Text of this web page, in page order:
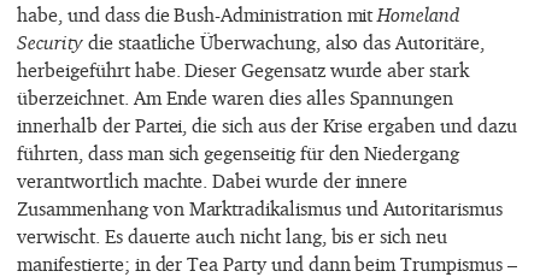
habe, und dass die Bush-Administration mit Homeland
Security die staatliche Überwachung, also das Autoritäre,
herbeigeführt habe. Dieser Gegensatz wurde aber stark
überzeichnet. Am Ende waren dies alles Spannungen
innerhalb der Partei, die sich aus der Krise ergaben und dazu
führten, dass man sich gegenseitig für den Niedergang
verantwortlich machte. Dabei wurde der innere
Zusammenhang von Marktradikalismus und Autoritarismus
verwischt. Es dauerte auch nicht lang, bis er sich neu
manifestierte; in der Tea Party und dann beim Trumpismus –